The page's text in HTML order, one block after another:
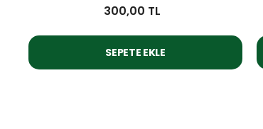
300,00 TL
SEPETE EKLE